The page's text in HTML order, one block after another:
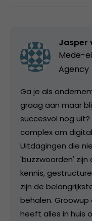
Jasper
Mede-
Agency
Ga je als
graag aan maar
succesvol nog
complex om
Uitdagingen die
'buzzwoorden' zijn
kennis,
zijn de
behalen.
heeft alles in huis